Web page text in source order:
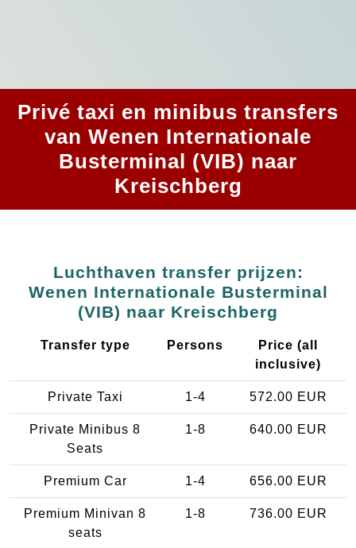
Privé taxi en minibus transfers
van Wenen Internationale
Busterminal (VIB) naar
Kreischberg
Luchthaven transfer prijzen:
Wenen Internationale Busterminal
(VIB) naar Kreischberg
Transfer type Persons
Price (all
inclusive)
Private Taxi 1-4 572.00 EUR
Private Minibus 8
Seats
1-8 640.00 EUR
Premium Car 1-4 656.00 EUR
Premium Minivan 8
seats
1-8 736.00 EUR